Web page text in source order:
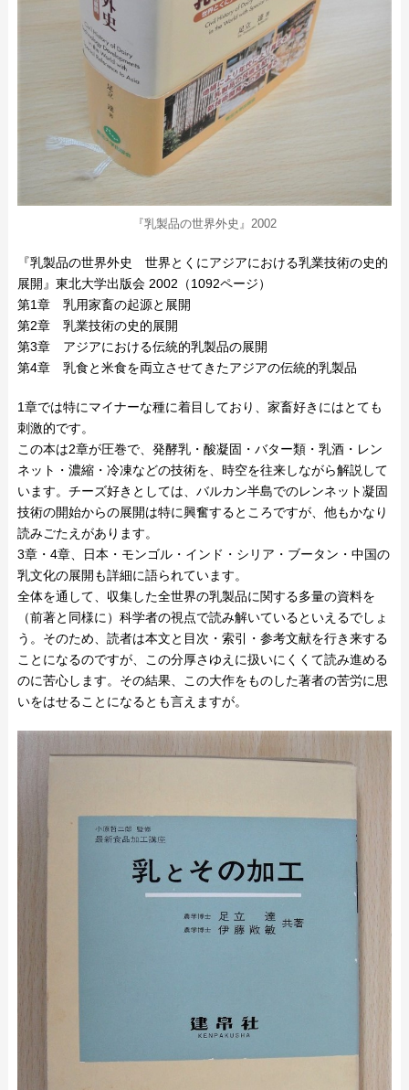
『乳製品の世界外史』2002
『乳製品の世界外史 世界とくにアジアにおける乳業技術の史的
展開』東北大学出版会 2002（1092ページ）
第1章 乳用家畜の起源と展開
第2章 乳業技術の史的展開
第3章 アジアにおける伝統的乳製品の展開
第4章 乳食と米食を両立させてきたアジアの伝統的乳製品
1章では特にマイナーな種に着目しており、家畜好きにはとても
刺激的です。
この本は2章が圧巻で、発酵乳・酸凝固・バター類・乳酒・レン
ネット・濃縮・冷凍などの技術を、時空を往来しながら解説して
います。チーズ好きとしては、バルカン半島でのレンネット凝固
技術の開始からの展開は特に興奮するところですが、他もかなり
読みごたえがあります。
3章・4章、日本・モンゴル・インド・シリア・ブータン・中国の
乳文化の展開も詳細に語られています。
全体を通して、収集した全世界の乳製品に関する多量の資料を
（前著と同様に）科学者の視点で読み解いているといえるでしょ
う。そのため、読者は本文と目次・索引・参考文献を行き来する
ことになるのですが、この分厚さゆえに扱いにくくて読み進める
のに苦心します。その結果、この大作をものした著者の苦労に思
いをはせることになるとも言えますが。